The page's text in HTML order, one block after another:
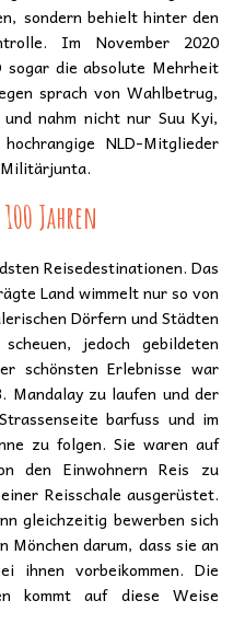
sondern behielt hinter den
Im November 2020
sogar die absolute Mehrheit
sprach von Wahlbetrug,
nahm nicht nur Suu Kyi,
NLD-Mitglieder
Jahren
Reisedestinationen. Das
Land wimmelt nur so von
Dörfern und Städten
jedoch gebildeten
schönsten Erlebnisse war
Mandalay zu laufen und der
barfuss und im
zu folgen. Sie waren auf
den Einwohnern Reis zu
Reisschale ausgerüstet.
gleichzeitig bewerben sich
Mönchen darum, dass sie an
ihnen vorbeikommen. Die
kommt auf diese Weise